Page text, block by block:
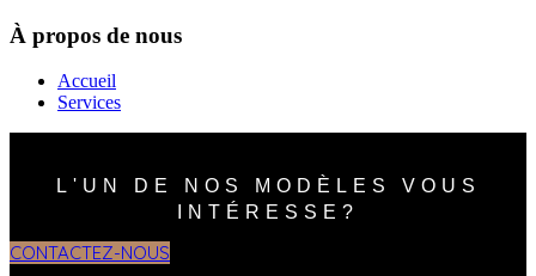
À propos de nous
Accueil
Services
L'UN DE NOS MODÈLES VOUS
INTÉRESSE?
CONTACTEZ-NOUS